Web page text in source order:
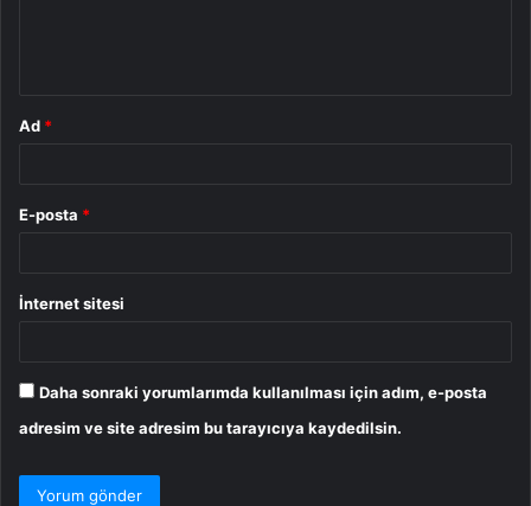
Ad *
E-posta *
İnternet sitesi
Daha sonraki yorumlarımda kullanılması için adım, e-posta
adresim ve site adresim bu tarayıcıya kaydedilsin.